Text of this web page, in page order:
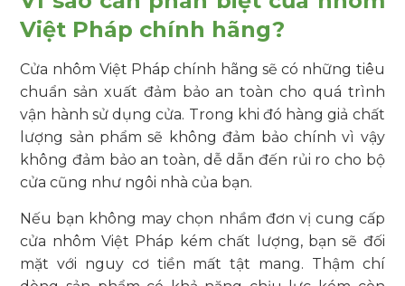
Việt Pháp chính hãng?
Cửa nhôm Việt Pháp chính hãng sẽ có những tiêu
chuẩn sản xuất đảm bảo an toàn cho quá trình
vận hành sử dụng cửa. Trong khi đó hàng giả chất
lượng sản phẩm sẽ không đảm bảo chính vì vậy
không đảm bảo an toàn, dễ dẫn đến rủi ro cho bộ
cửa cũng như ngôi nhà của bạn.
Nếu bạn không may chọn nhầm đơn vị cung cấp
cửa nhôm Việt Pháp kém chất lượng, bạn sẽ đối
mặt với nguy cơ tiền mất tật mang. Thậm chí